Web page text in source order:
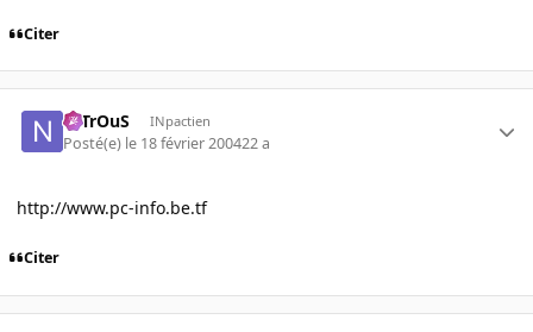
Citer
NiTrOuS INpactien
Posté(e) le 18 février 200422 a
http://www.pc-info.be.tf
Citer